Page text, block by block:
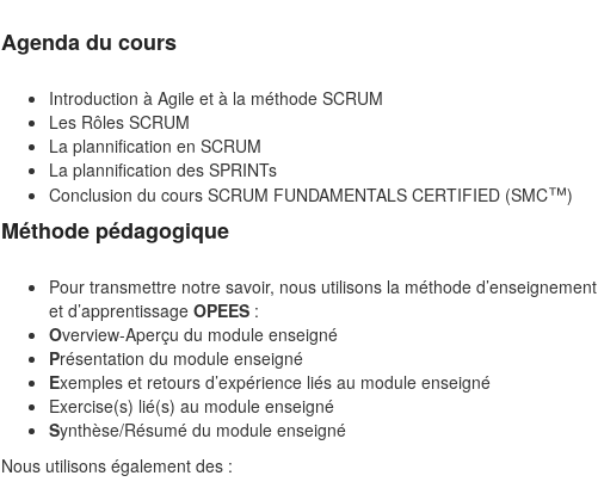
Agenda du cours
Introduction à Agile et à la méthode SCRUM
Les Rôles SCRUM
La plannification en SCRUM
La plannification des SPRINTs
Conclusion du cours SCRUM FUNDAMENTALS CERTIFIED (SMC™)
Méthode pédagogique
Pour transmettre notre savoir, nous utilisons la méthode d’enseignement
et d’apprentissage OPEES :
Overview-Aperçu du module enseigné
Présentation du module enseigné
Exemples et retours d’expérience liés au module enseigné
Exercise(s) lié(s) au module enseigné
Synthèse/Résumé du module enseigné
Nous utilisons également des :